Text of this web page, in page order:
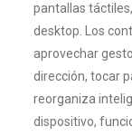
pantallas
desktop. Los
aprovechar
dirección, tocar
reorganiza
dispositivo,